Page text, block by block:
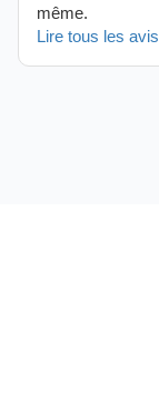
même.
Lire tous les avis